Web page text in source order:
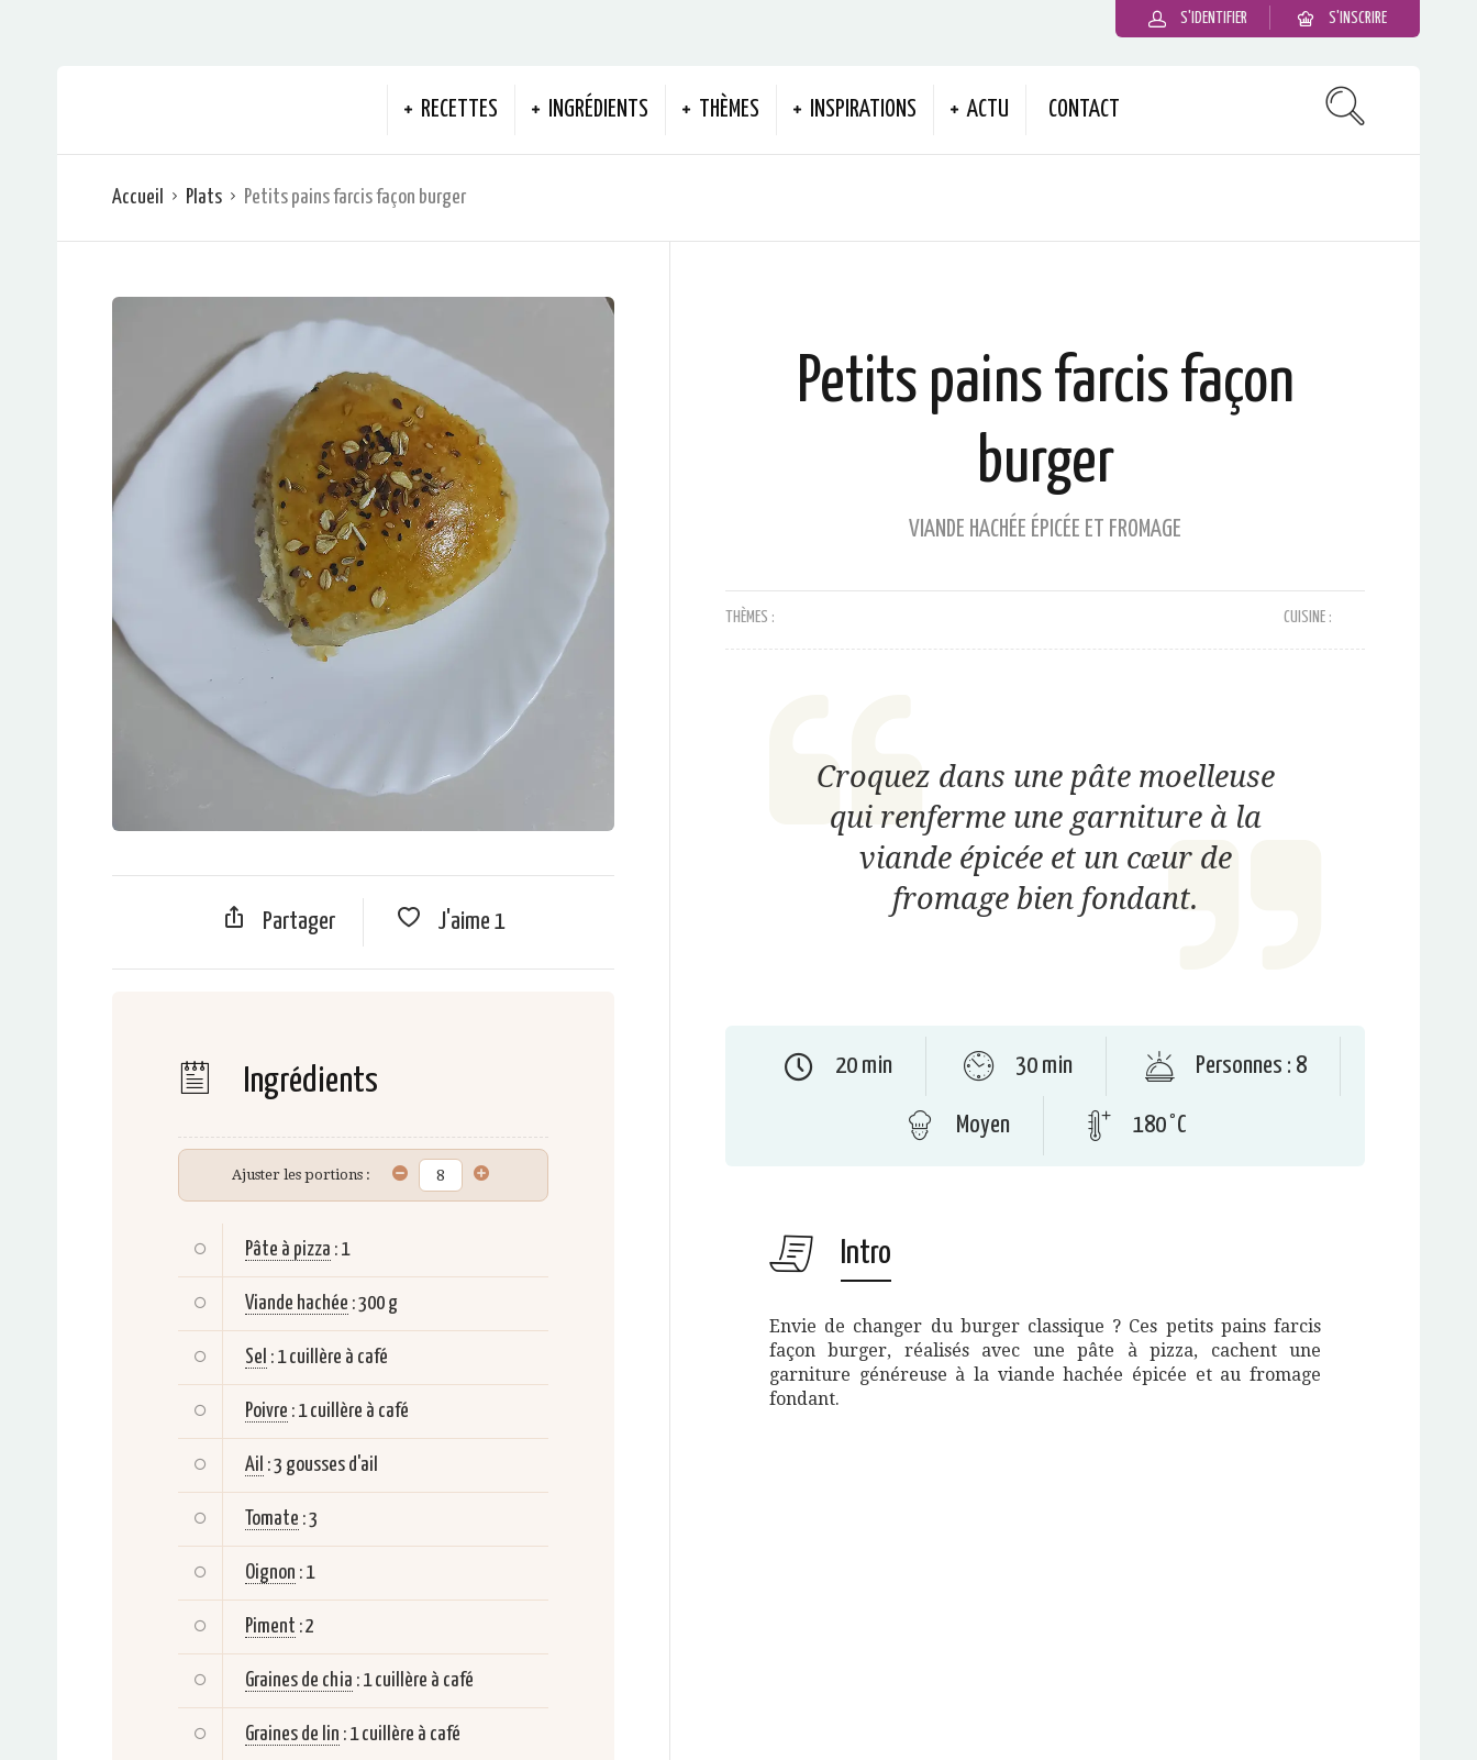
S'IDENTIFIER S'INSCRIRE
RECETTES INGRÉDIENTS THÈMES INSPIRATIONS ACTU CONTACT
Accueil Plats Petits pains farcis façon burger
Partager J'aime 1
Ingrédients
Ajuster les portions :
Pâte à pizza : 1
Viande hachée :300 g
Sel : 1 cuillère à café
Poivre : 1 cuillère à café
Ail :3 gousses d'ail
Tomate :3
Oignon : 1
Piment :2
Graines de chia : 1 cuillère à café
Graines de lin : 1 cuillère à café
Petits pains farcis façon
burger
VIANDE HACHÉE ÉPICÉE ET FROMAGE
THÈMES : CUISINE :
Croquez dans une pâte moelleuse
qui renferme une garniture à la
viande épicée et un cœur de
fromage bien fondant.
20 min 30 min Personnes : 8
Moyen 180 °C
Intro
Envie de changer du burger classique ? Ces petits pains farcis
façon burger, réalisés avec une pâte à pizza, cachent une
garniture généreuse à la viande hachée épicée et au fromage
fondant.